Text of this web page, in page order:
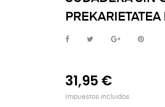
PREKARIETATEA
31,95 €
Impuestos incluidos